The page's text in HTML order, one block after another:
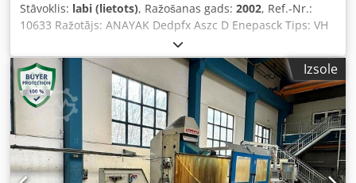
Stāvoklis: labi (lietots), Ražošanas gads: 2002, Ref.-Nr.:
10633 Ražotājs: ANAYAK Dedpfx Aszc D Enepasck Tips: VH
Plus 2000-MG Izgatavošanas gads: 2002 Vadības veids:
CNC vadība Vadība: Heidenhain Noliktavas atrašanās vieta:
Halberštate Izcelsmes valsts: Vācija Sērijas numurs:
M200XXX X-virziena gājiens: 2000 mm Y-virziena gājiens:
1500 mm Z-virziena gājiens: 1500 mm Staciju skaits: 90
Vadības ieslēgšanas laiks: 106 253 h Iekārtas ieslēgšanas
laiks: 93 170 h Programmas darbības laiks: 41 859 h Galva
un rotējošais galds: 1600 x 1450 mm
Izsole